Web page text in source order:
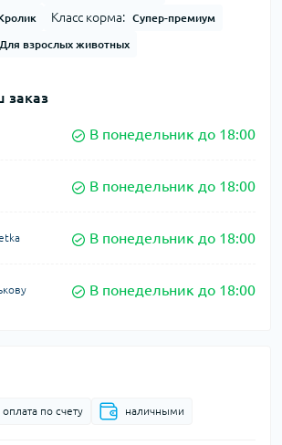
Класс корма: Супер-премиум
Для взрослых животных
заказ
В понедельник до 18:00
В понедельник до 18:00
В понедельник до 18:00
В понедельник до 18:00
оплата по счету наличными